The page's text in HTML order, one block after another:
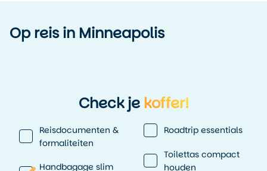
Op reis in Minneapolis
Check jekoffer!
Reisdocumenten &
formaliteiten
Handbagage slim
Roadtrip essentials
Toilettas compact
houden